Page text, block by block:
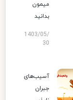
میمون
بدانید
1403/05/
30
آسیب‌های
جبران